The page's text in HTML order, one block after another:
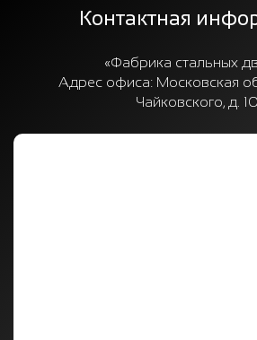
Контактная
«Фабрика стальных
Адрес офиса: Московская
Чайковского, д.